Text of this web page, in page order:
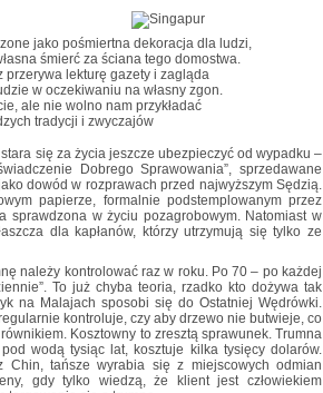
jako pośmiertna dekoracja dla ludzi,
śmierć za ściana tego domostwa.
przerywa lekturę gazety i zagląda
w oczekiwaniu na własny zgon.
ale nie wolno nam przykładać
tradycji i zwyczajów
się za życia jeszcze ubezpieczyć od wypadku –
Dobrego Sprawowania”, sprzedawane
dowód w rozprawach przed najwyższym Sędzią.
papierze, formalnie podstemplowanym przez
sprawdzona w życiu pozagrobowym. Natomiast w
dla kapłanów, którzy utrzymują się tylko ze
należy kontrolować raz w roku. Po 70 – po każdej
To już chyba teoria, rzadko kto dożywa tak
na Malajach sposobi się do Ostatniej Wędrówki.
kontroluje, czy aby drzewo nie butwieje, co
Kosztowny to zresztą sprawunek. Trumna
wodą tysiąc lat, kosztuje kilka tysięcy dolarów.
tańsze wyrabia się z miejscowych odmian
gdy tylko wiedzą, że klient jest człowiekiem